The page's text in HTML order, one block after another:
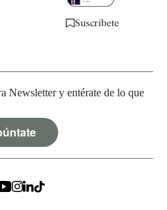
Suscríbete
Newsletter y entérate de lo que